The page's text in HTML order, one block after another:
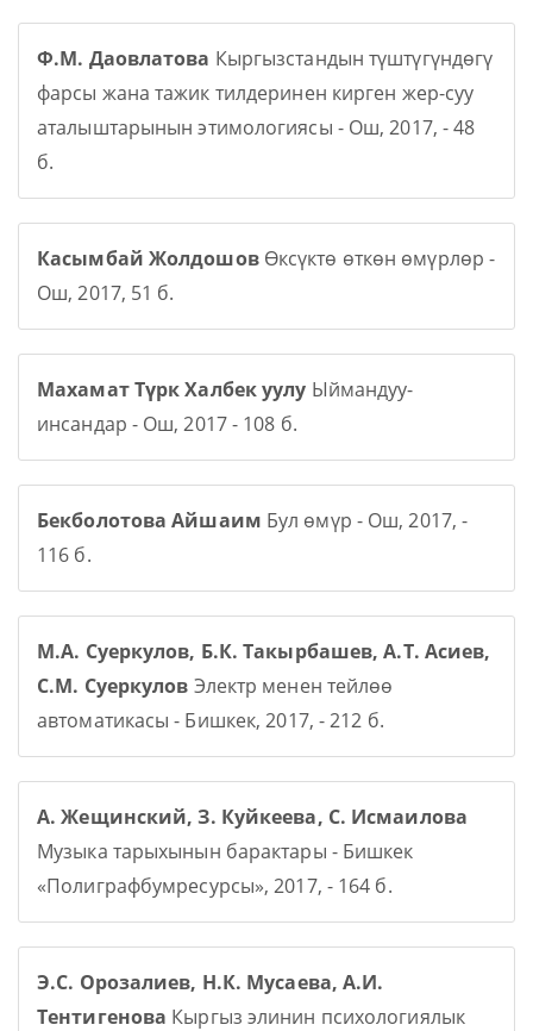
Ф.М. Даовлатова Кыргызстандын түштүгүндөгү
фарсы жана тажик тилдеринен кирген жер-суу
аталыштарынын этимологиясы - Ош, 2017, - 48
б.
Касымбай Жолдошов Өксүктө өткөн өмүрлөр -
Ош, 2017, 51 б.
Махамат Түрк Халбек уулу Ыймандуу-
инсандар - Ош, 2017 - 108 б.
Бекболотова Айшаим Бул өмүр - Ош, 2017, -
116 б.
М.А. Суеркулов, Б.К. Такырбашев, А.Т. Асиев,
С.М. Суеркулов Электр менен тейлөө
автоматикасы - Бишкек, 2017, - 212 б.
А. Жещинский, З. Куйкеева, С. Исмаилова
Музыка тарыхынын барактары - Бишкек
«Полиграфбумресурсы», 2017, - 164 б.
Э.С. Орозалиев, Н.К. Мусаева, А.И.
Тентигенова Кыргыз элинин психологиялык